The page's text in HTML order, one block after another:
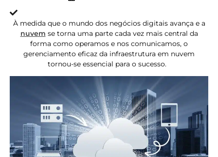
À medida que o mundo dos negócios digitais avança e a
nuvem se torna uma parte cada vez mais central da
forma como operamos e nos comunicamos, o
gerenciamento eficaz da infraestrutura em nuvem
tornou-se essencial para o sucesso.